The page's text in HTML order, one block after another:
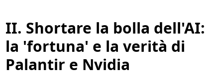
II. Shortare la bolla dell'AI:
la 'fortuna' e la verità di
Palantir e Nvidia